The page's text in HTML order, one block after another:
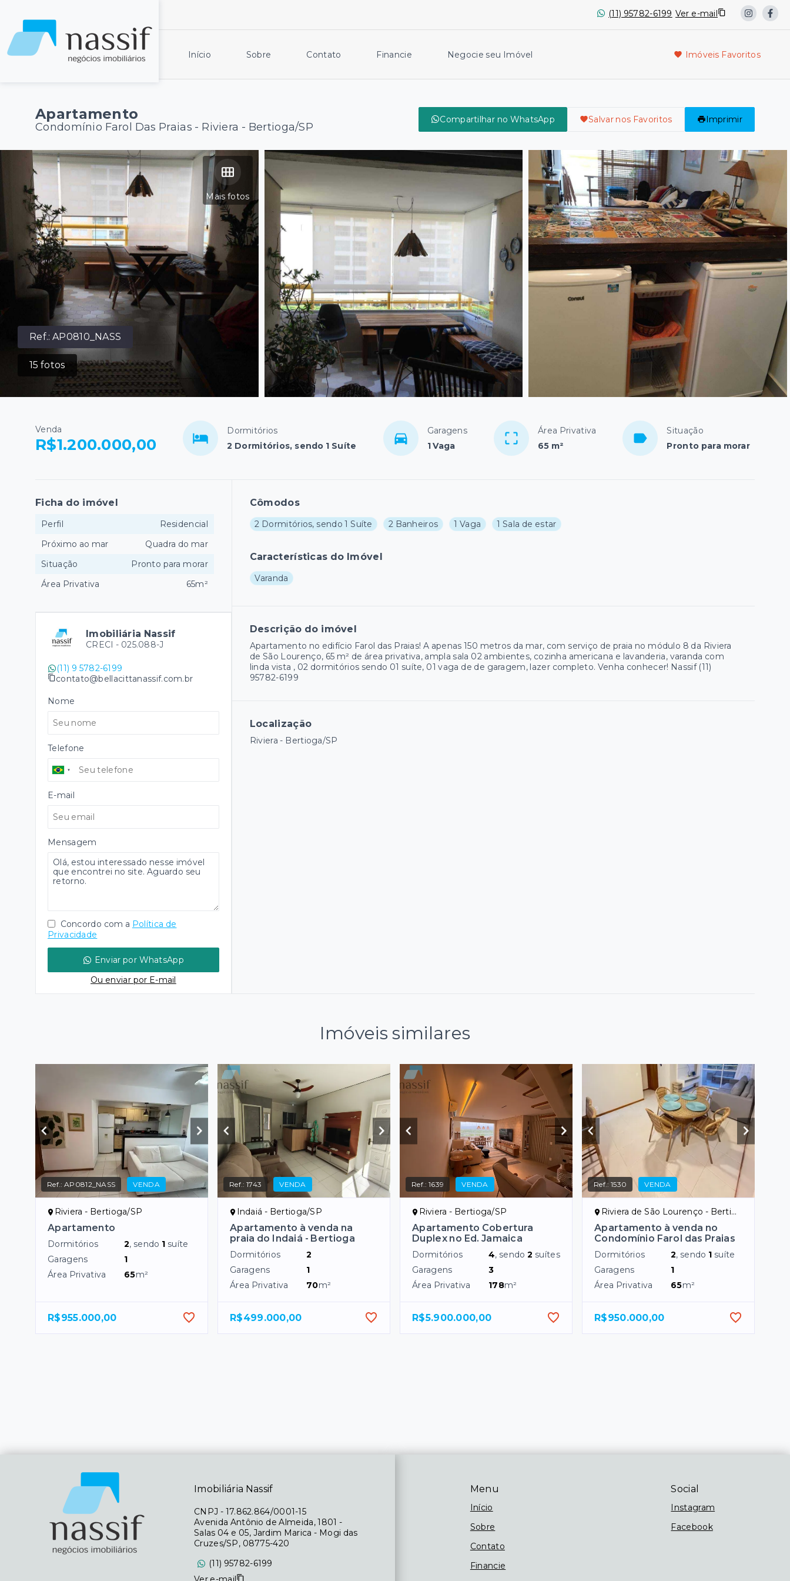
(11) 95782-6199 Ver e-mail
Início Sobre Contato Financie Negocie seu Imóvel Imóveis Favoritos
Apartamento
Condomínio Farol Das Praias - Riviera - Bertioga/SP
Compartilhar no WhatsApp Salvar nos Favoritos Imprimir
Ref.:AP0810_NASS
15 fotos
Mais fotos
Venda
R$1.200.000,00
Dormitórios
2 Dormitórios, sendo 1 Suíte
Garagens
1 Vaga
Área Privativa
65 m²
Situação
Pronto para morar
Cômodos
2 Dormitórios, sendo 1 Suíte 2 Banheiros 1 Vaga 1 Sala de estar
Características do Imóvel
Varanda
Descrição do imóvel
Apartamento no edifício Farol das Praias! A apenas 150 metros da mar, com serviço de praia no módulo 8 da Riviera
de São Lourenço, 65 m² de área privativa, ampla sala 02 ambientes, cozinha americana e lavanderia, varanda com
linda vista , 02 dormitórios sendo 01 suíte, 01 vaga de de garagem, lazer completo. Venha conhecer! Nassif (11)
95782-6199
Localização
Riviera - Bertioga/SP
Ficha do imóvel
Perfil
Residencial
Próximo ao mar
Quadra do mar
Situação
Pronto para morar
Área Privativa
65m²
Imobiliária Nassif
CRECI - 025.088-J
(11) 9 5782-6199
contato@bellacittanassif.com.br
Nome
Telefone
E-mail
Mensagem
Concordo com a Política de
Privacidade
Enviar por WhatsApp
Ou enviar por E-mail
Imóveis similares
Ref.:AP0812_NASS VENDA
Riviera - Bertioga/SP
Apartamento
Dormitórios 2, sendo 1 suíte
Garagens
1
Área Privativa
65m²
R$955.000,00
Ref.:1743 VENDA
Indaiá - Bertioga/SP
Apartamento à venda na
praia do Indaiá - Bertioga
Dormitórios
2
Garagens
1
Área Privativa
70m²
R$499.000,00
Ref.:1639 VENDA
Riviera - Bertioga/SP
Apartamento Cobertura
Duplex no Ed. Jamaica
Dormitórios 4, sendo2 suítes
Garagens
3
Área Privativa
178m²
R$5.900.000,00
Ref.:1530 VENDA
Riviera de São Lourenço - Bertioga/SP
Apartamento à venda no
Condomínio Farol das Praias
Dormitórios 2, sendo 1 suíte
Garagens
1
Área Privativa
65m²
R$950.000,00
Menu
Início
Sobre
Contato
Financie
Social
Instagram
Facebook
Imobiliária Nassif
CNPJ - 17.862.864/0001-15
Avenida Antônio de Almeida, 1801 -
Salas 04 e 05, Jardim Marica - Mogi das
Cruzes/SP, 08775-420
(11) 95782-6199